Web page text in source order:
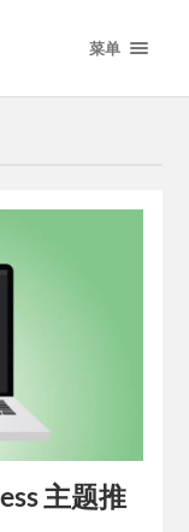
菜单
主题推